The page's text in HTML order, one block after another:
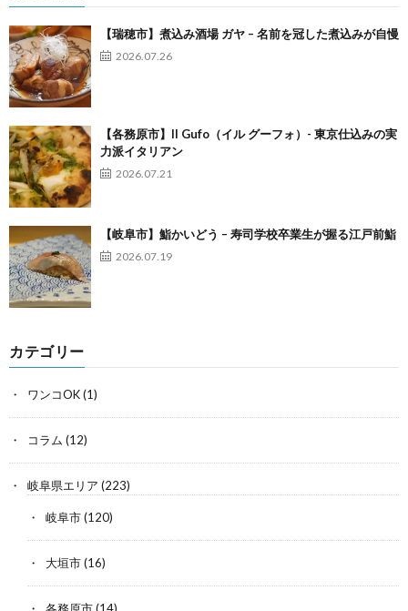
【瑞穂市】煮込み酒場 ガヤ – 名前を冠した煮込みが自慢
2026.07.26
【各務原市】Il Gufo（イル グーフォ）- 東京仕込みの実
力派イタリアン
2026.07.21
【岐阜市】鮨かいどう – 寿司学校卒業生が握る江戸前鮨
2026.07.19
カテゴリー
ワンコOK(1)
コラム (12)
岐阜県エリア (223)
岐阜市(120)
大垣市(16)